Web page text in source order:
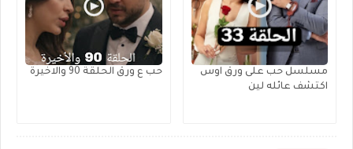
مسلسل حب على ورق اوس
اكتشف عائله لين
حب ع ورق الحلقة 90 والاخيرة